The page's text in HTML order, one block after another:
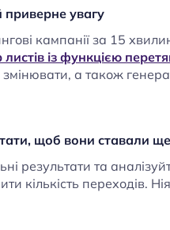
приверне увагу
кампанії за 15
із функцією
а також
щоб вони ставали
результати та
кількість переходів.